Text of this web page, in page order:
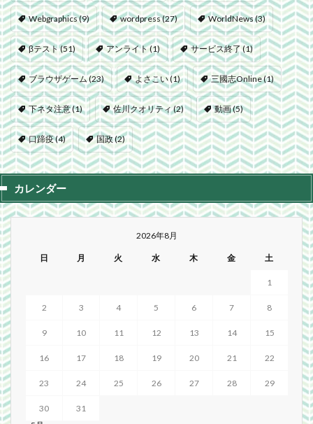
Webgraphics(9) wordpress(27) WorldNews(3)
βテスト(51) アンライト(1) サービス終了(1)
ブラウザゲーム(23) よさこい(1) 三國志Online(1)
下ネタ注意(1) 佐川クオリティ(2) 動画(5)
口蹄疫(4) 国政(2)
カレンダー
2026年8月
日 月 火 水 木 金 土
1
2 3 4 5 6 7 8
9 10 11 12 13 14 15
16 17 18 19 20 21 22
23 24 25 26 27 28 29
30
31